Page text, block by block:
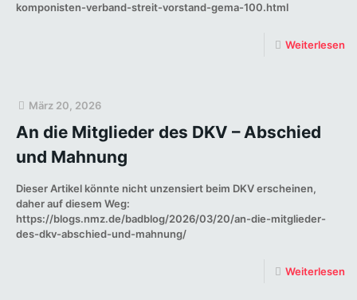
komponisten-verband-streit-vorstand-gema-100.html
Weiterlesen
März 20, 2026
An die Mitglieder des DKV – Abschied
und Mahnung
Dieser Artikel könnte nicht unzensiert beim DKV erscheinen,
daher auf diesem Weg:
https://blogs.nmz.de/badblog/2026/03/20/an-die-mitglieder-
des-dkv-abschied-und-mahnung/
Weiterlesen